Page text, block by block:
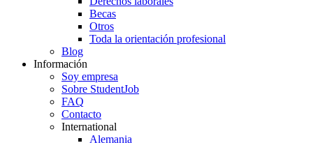
Becas
Otros
Toda la orientación profesional
Blog
Información
Soy empresa
Sobre StudentJob
FAQ
Contacto
International
Alemania